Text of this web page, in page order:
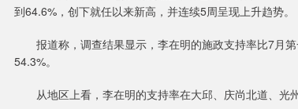
到64.6%，创下就任以来新高，并连续5周呈现上升趋势。
报道称，调查结果显示，李在明的施政支持率比7月第
54.3%。
从地区上看，李在明的支持率在大邱、庆尚北道、光